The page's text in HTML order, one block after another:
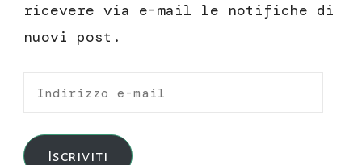
ricevere via e-mail le notifiche di
nuovi post.
Indirizzo
mail
Iscriviti